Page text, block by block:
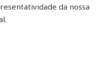
da nossa